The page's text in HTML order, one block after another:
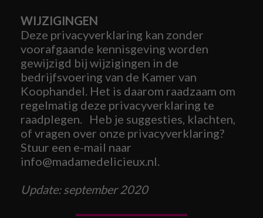
WIJZIGINGEN
Deze privacyverklaring kan zonder
voorafgaande kennisgeving worden
gewijzigd bij wijzigingen in de
bedrijfsvoering van de Kamer van
Koophandel. Het is daarom raadzaam om
regelmatig deze privacyverklaring te
raadplegen. Heb je suggesties, klachten,
of vragen over onze privacyverklaring?
Stuur een e-mail naar
info@madamedelicieux.nl.
Update: september 2020